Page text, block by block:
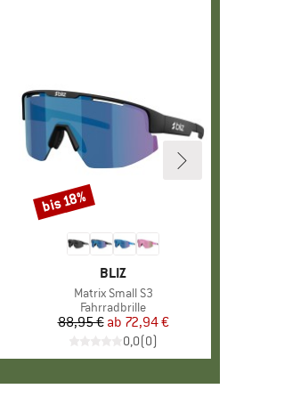
MARKE
BLIZ
Artikel
Matrix Small S3
Produktgruppe
Fahrradbrille
Preis
88,95 € reduzierter Preis
ab 72,94 €
0,0(0)
Rabatt
bis 18%